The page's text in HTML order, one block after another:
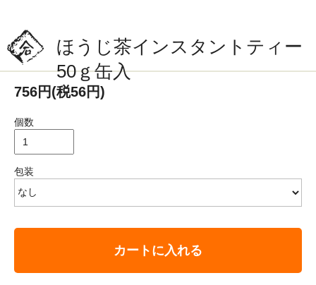
ほうじ茶インスタントティー
50ｇ缶入
756円(税56円)
個数
包装
カートに入れる